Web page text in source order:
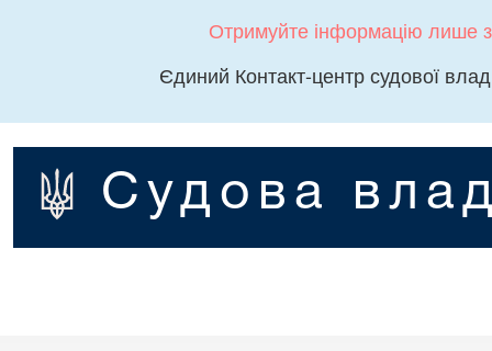
Отримуйте інформацію лише
Єдиний Контакт-центр судової
Судова